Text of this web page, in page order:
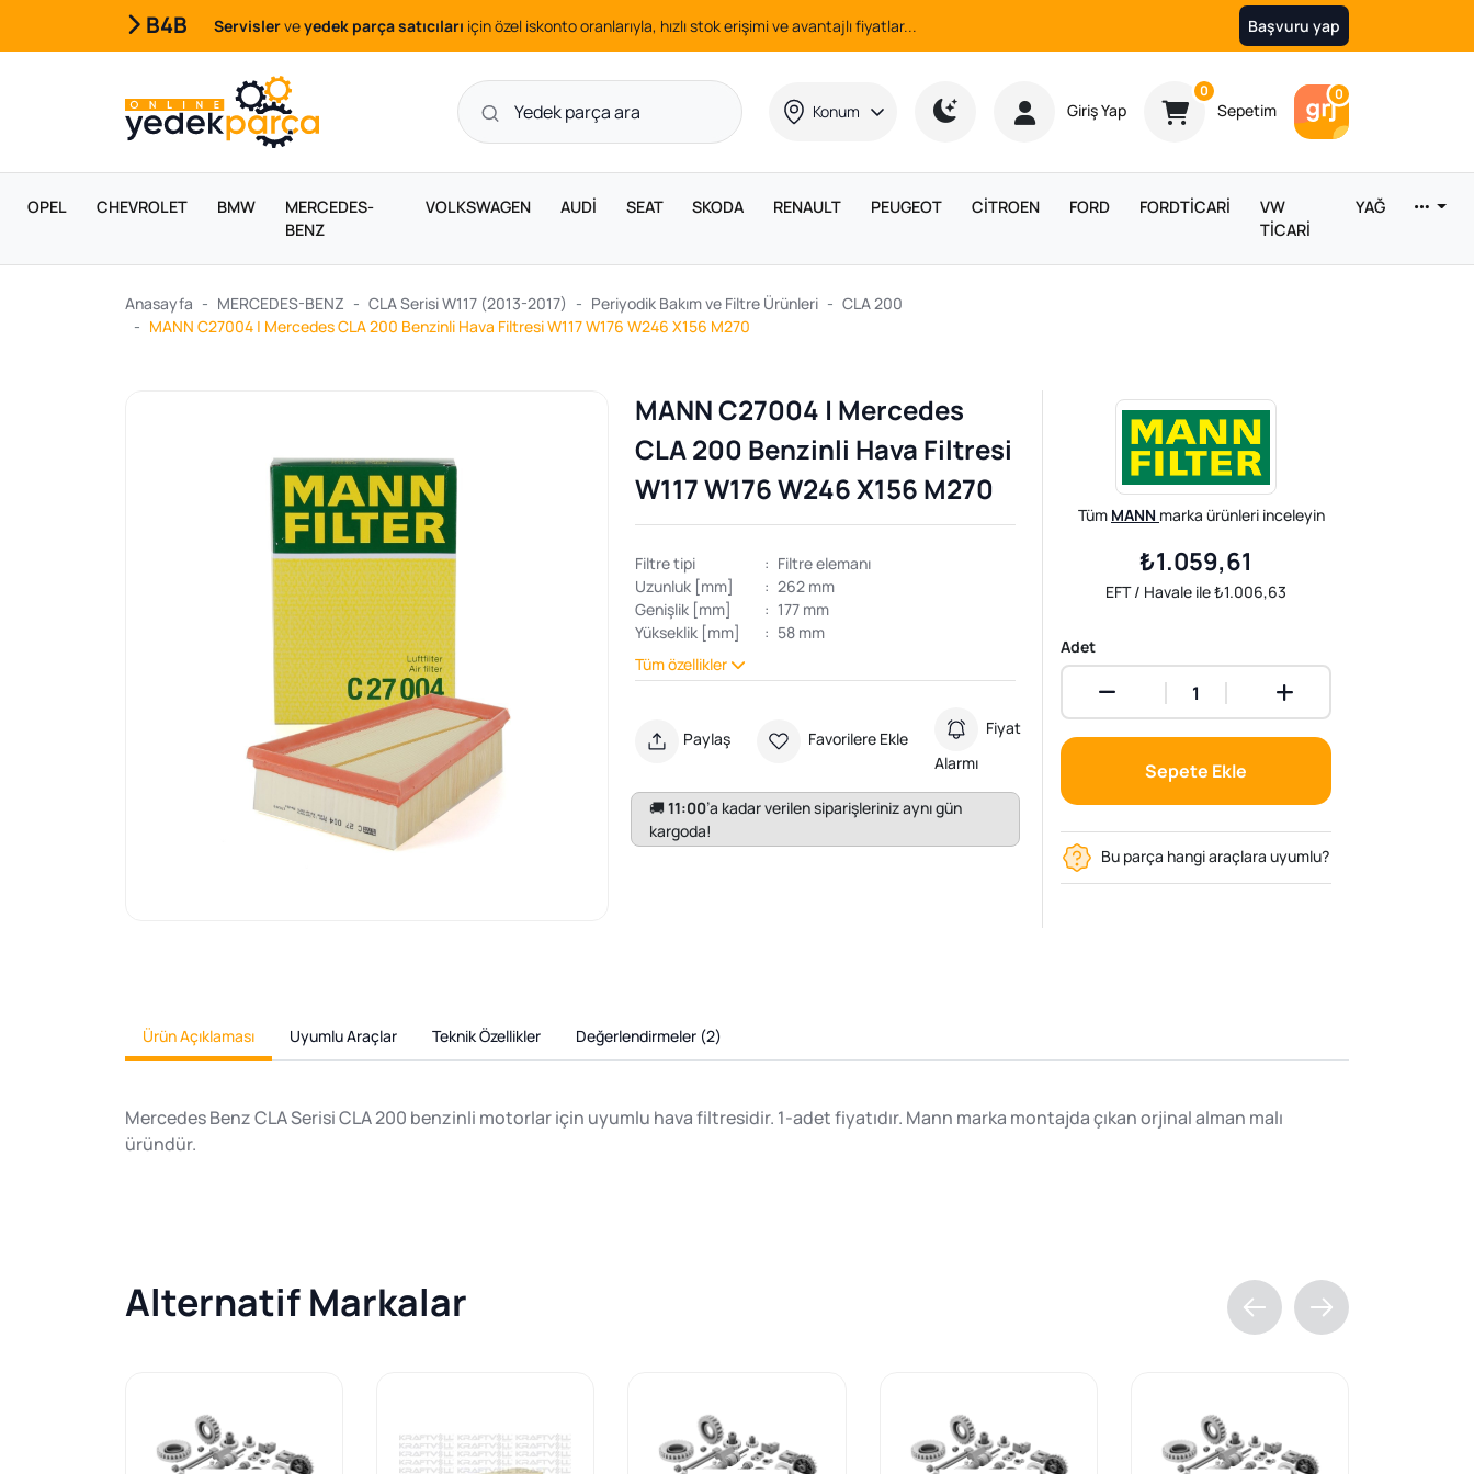
B4B Servislerveyedek parça satıcıları için özel iskonto oranlarıyla, hızlı stok erişimi ve avantajlı fiyatlar... Başvuru yap
Konum Giriş Yap
0Ürün sayısı
Sepetim
0Araç sayısı
OPEL CHEVROLET BMW
MERCEDES-
BENZ
VOLKSWAGEN AUDİ SEAT SKODA RENAULT PEUGEOT CİTROEN FORD FORDTİCARİ
VW
TİCARİ
YAĞ
Anasayfa MERCEDES-BENZ CLA Serisi W117 (2013-2017) Periyodik Bakım ve Filtre Ürünleri
CLA 200
MANN C27004 | Mercedes CLA 200 Benzinli Hava Filtresi W117 W176 W246 X156 M270
MANN C27004 | Mercedes
CLA 200 Benzinli Hava Filtresi
W117 W176 W246 X156 M270
Filtre tipi : Filtre elemanı
Uzunluk [mm]
: 262 mm
Genişlik [mm]
: 177 mm
Yükseklik [mm]
: 58 mm
Tüm özellikler
Paylaş Favorilere Ekle
Fiyat
Alarmı
🚚11:00’a kadar verilen siparişleriniz aynı gün
kargoda!
Tüm MANN marka ürünleri inceleyin
₺1.059,61
EFT / Havale ile ₺1.006,63
Adet
Sepete Ekle
Bu parça hangi araçlara uyumlu?
Ürün Açıklaması Uyumlu Araçlar Teknik Özellikler Değerlendirmeler (2)
Mercedes Benz CLA Serisi CLA 200 benzinli motorlar için uyumlu hava filtresidir. 1-adet fiyatıdır. Mann marka montajda çıkan orjinal alman malı
üründür.
Alternatif Markalar